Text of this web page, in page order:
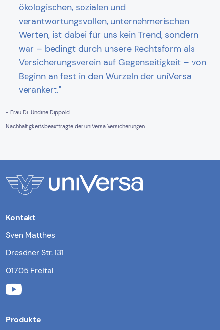
ökologischen, sozialen und
verantwortungsvollen, unternehmerischen
Werten, ist dabei für uns kein Trend, sondern
war – bedingt durch unsere Rechtsform als
Versicherungsverein auf Gegenseitigkeit – von
Beginn an fest in den Wurzeln der uniVersa
verankert."
- Frau Dr. Undine Dippold
Nachhaltigkeitsbeauftragte der uniVersa Versicherungen
Kontakt
Sven Matthes
Dresdner Str. 131
01705 Freital
Produkte